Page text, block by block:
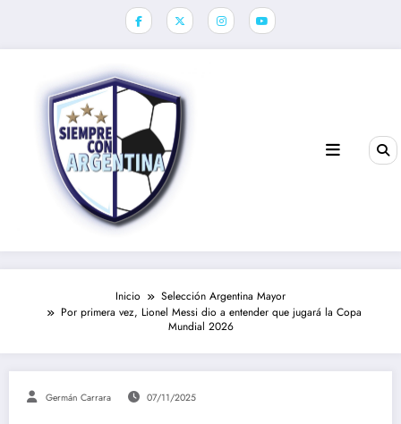
Inicio
Selección Argentina Mayor
Por primera vez, Lionel Messi dio a entender que jugará la Copa
Mundial 2026
Germán Carrara 07/11/2025